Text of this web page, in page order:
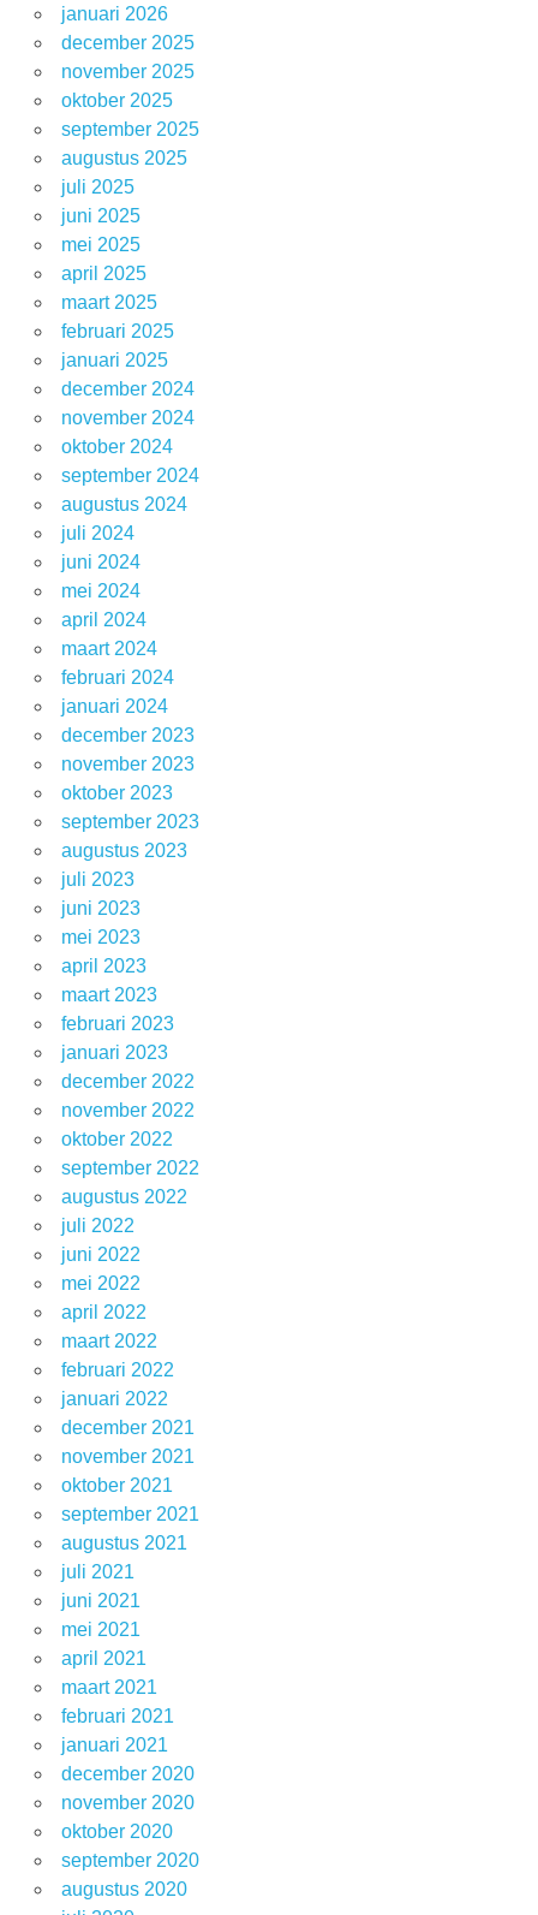
januari 2026
december 2025
november 2025
oktober 2025
september 2025
augustus 2025
juli 2025
juni 2025
mei 2025
april 2025
maart 2025
februari 2025
januari 2025
december 2024
november 2024
oktober 2024
september 2024
augustus 2024
juli 2024
juni 2024
mei 2024
april 2024
maart 2024
februari 2024
januari 2024
december 2023
november 2023
oktober 2023
september 2023
augustus 2023
juli 2023
juni 2023
mei 2023
april 2023
maart 2023
februari 2023
januari 2023
december 2022
november 2022
oktober 2022
september 2022
augustus 2022
juli 2022
juni 2022
mei 2022
april 2022
maart 2022
februari 2022
januari 2022
december 2021
november 2021
oktober 2021
september 2021
augustus 2021
juli 2021
juni 2021
mei 2021
april 2021
maart 2021
februari 2021
januari 2021
december 2020
november 2020
oktober 2020
september 2020
augustus 2020